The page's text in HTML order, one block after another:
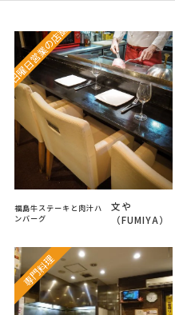
日曜日営業の店舗
福島牛ステーキと肉汁ハ
ンバーグ
文や
（FUMIYA）
専門料理